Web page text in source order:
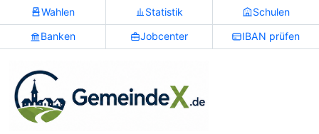
Wahlen Statistik Schulen
Banken Jobcenter IBAN prüfen